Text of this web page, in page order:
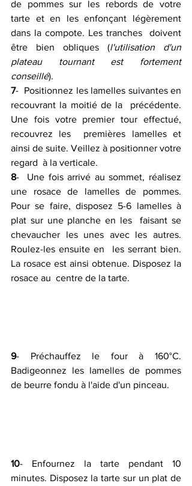
de pommes sur les rebords de votre
tarte et en les enfonçant légèrement
dans la compote. Les tranches  doivent
être bien obliques (l'utilisation d'un
plateau tournant est fortement
conseillé).
7-  Positionnez les lamelles suivantes en
recouvrant la moitié de la  précédente.
Une fois votre premier tour effectué,
recouvrez les  premières lamelles et
ainsi de suite. Veillez à positionner votre
regard  à la verticale.
8-  Une fois arrivé au sommet, réalisez
une rosace de lamelles de pommes.
Pour se faire, disposez 5-6 lamelles à
plat sur une planche en les  faisant se
chevaucher les unes avec les autres.
Roulez-les ensuite en  les serrant bien.
La rosace est ainsi obtenue. Disposez la
rosace au  centre de la tarte.
9- Préchauffez le four à 160°C.
Badigeonnez les lamelles de pommes
de beurre fondu à l'aide d'un pinceau.
10- Enfournez la tarte pendant 10
minutes. Disposez la tarte sur un plat de